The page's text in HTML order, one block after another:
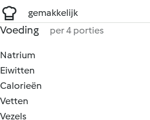
gemakkelijk
Voeding per 4 porties
Natrium
Eiwitten
Calorieën
Vetten
Vezels